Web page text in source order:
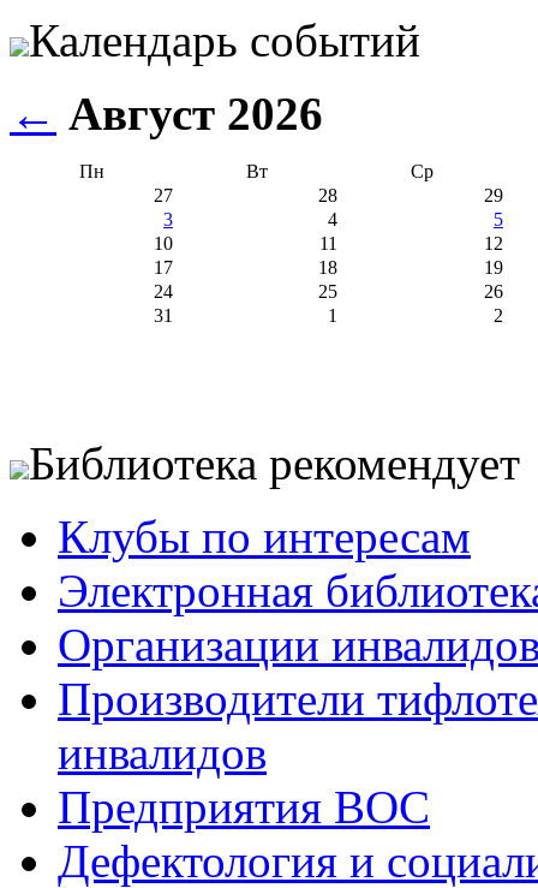
Календарь событий
← Август 2026
Пн Вт
Ср
27
28
29
3
4
5
10
11
12
17
18
19
24
25
26
31
1 2
Библиотека рекомендует
Клубы по интересам
Электронная
Организации
Производители
инвалидов
Предприятия ВОС
Дефектология и